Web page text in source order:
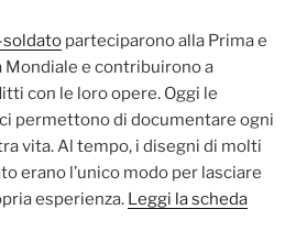
parteciparono alla Prima e
Mondiale e contribuirono a
con le loro opere. Oggi le
permettono di documentare ogni
vita. Al tempo, i disegni di molti
erano l’unico modo per lasciare
esperienza. Leggi la scheda